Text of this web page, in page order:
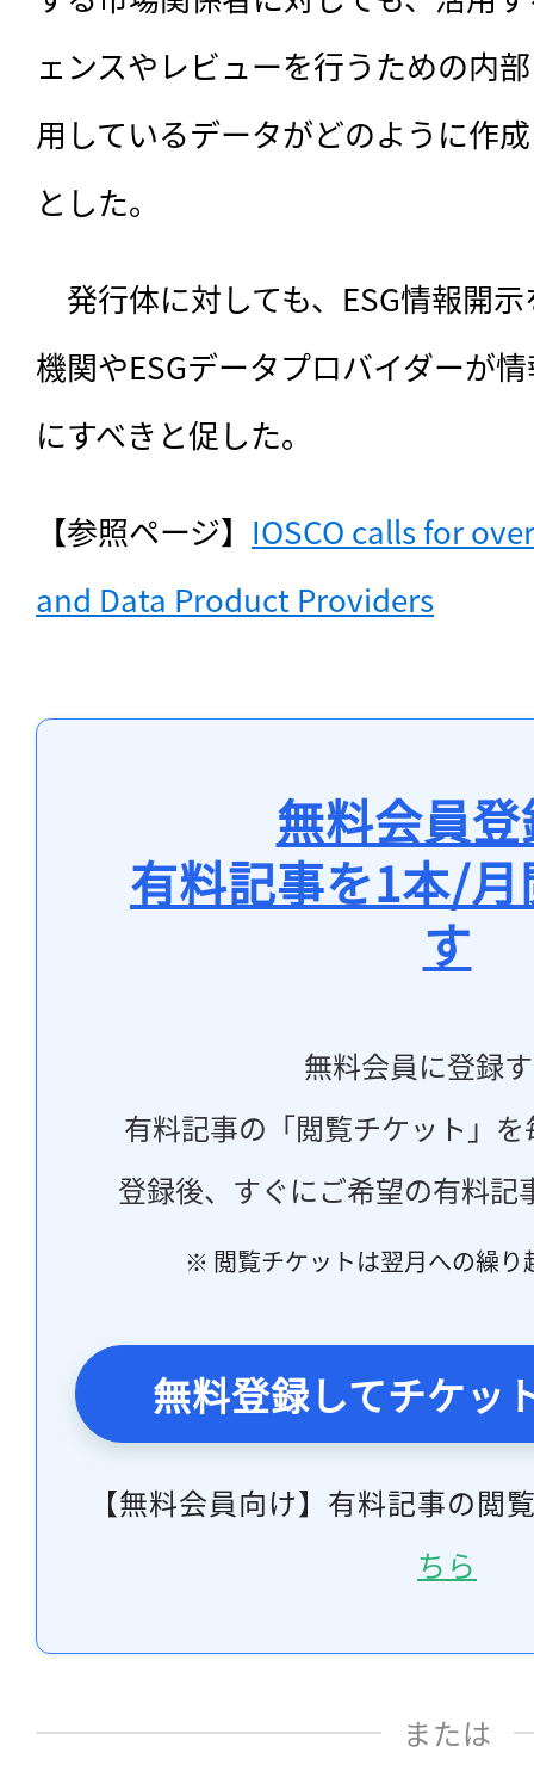
ェンスやレビューを行うための内
用しているデータがどのように作
とした。
発行体に対しても、ESG情報開
機関やESGデータプロバイダーが
にすべきと促した。
【参照ページ】 IOSCO calls for
and Data Product Providers
無料会員
有料記事を1本/
す
無料会員に登録
有料記事の「閲覧チケット」
登録後、すぐにご希望の有料記
※ 閲覧チケットは翌月への繰り
無料登録してチケッ
【無料会員向け】有料記事の閲
ちら
または